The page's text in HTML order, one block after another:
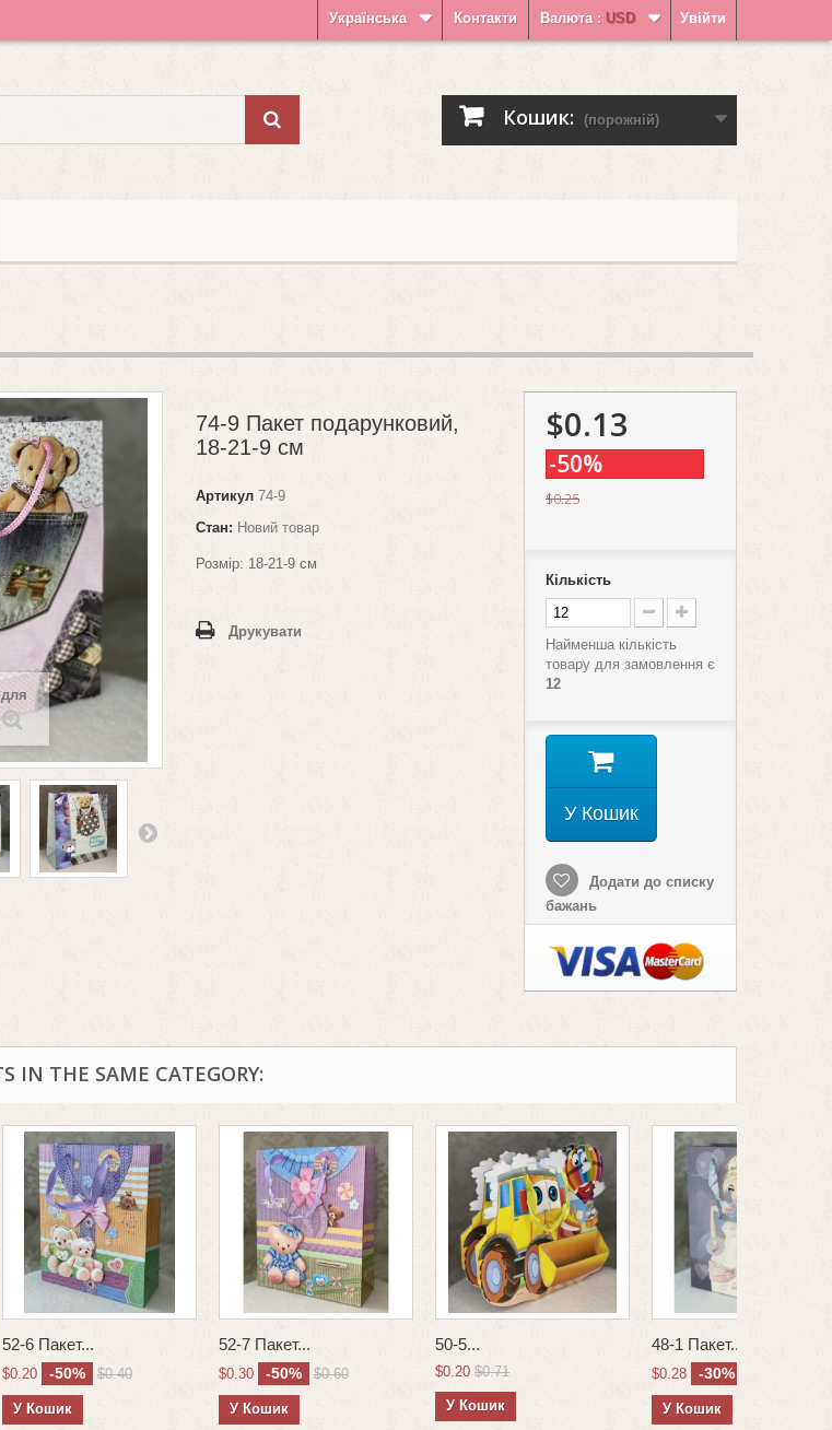
Увійти
Валюта : USD
Контакти
Українська
Кошик: (порожній)
74-9 Пакет подарунковий,
18-21-9 см
Артикул 74-9
Стан: Новий товар
Розмір: 18-21-9 см
Друкувати
$0.13
-50%
$0.25
Кількість
Найменша кількість
товару для замовлення є
12
У Кошик
Додати до списку
бажань
IN THE SAME CATEGORY:
52-6 Пакет...
$0.20 -50% $0.40
У Кошик
52-7 Пакет...
$0.30 -50% $0.60
У Кошик
50-5...
$0.20 $0.71
У Кошик
48-1 Пакет...
$0.28 -30%
У Кошик